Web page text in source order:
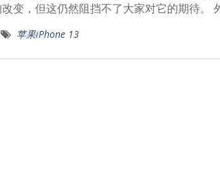
变，但这仍然阻挡不了大家对它的期待。
苹果iPhone 13